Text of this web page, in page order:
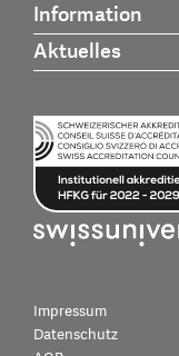
Information
Aktuelles
Impressum
Datenschutz